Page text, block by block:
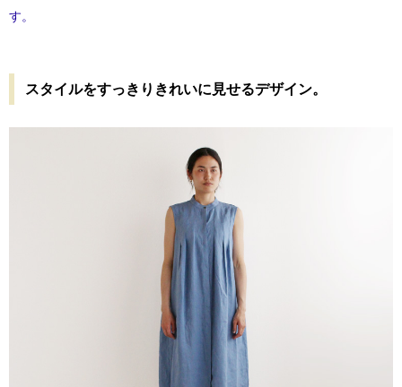
す。
スタイルをすっきりきれいに見せるデザイン。